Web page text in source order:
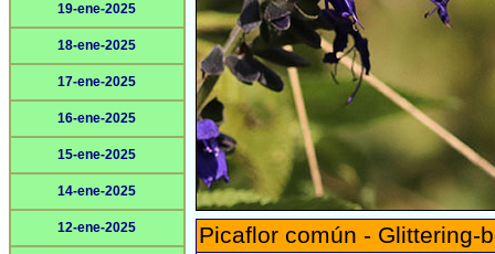
19-ene-2025
18-ene-2025
17-ene-2025
16-ene-2025
15-ene-2025
14-ene-2025
12-ene-2025 Picaflor común - Glittering-